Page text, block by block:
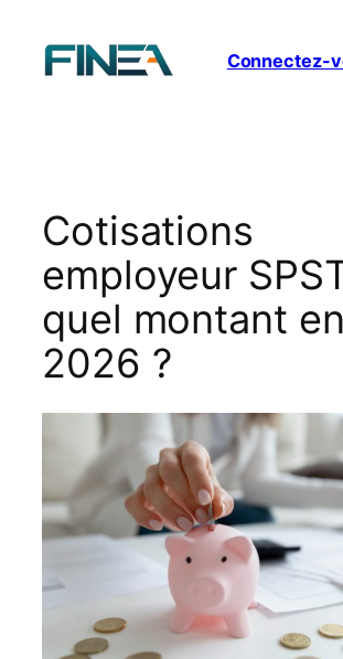
contenu
Connectez-
Cotisations
employeur
quel montant en
2026 ?